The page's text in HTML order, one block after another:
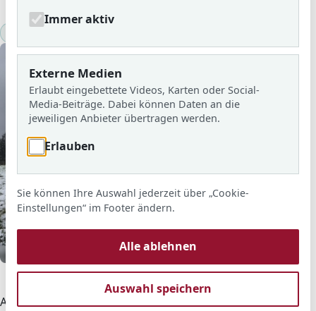
a
i
Teilnehmende der Polenfahrt
Am 19.9.18 war es endlich soweit, es ging nach Polen.
Immer aktiv
Externe Medien
Erlaubt eingebettete Videos, Karten oder Social-
Media-Beiträge. Dabei können Daten an die
jeweiligen Anbieter übertragen werden.
Erlauben
Sie können Ihre Auswahl jederzeit über „Cookie-
Einstellungen“ im Footer ändern.
Alle ablehnen
Auswahl speichern